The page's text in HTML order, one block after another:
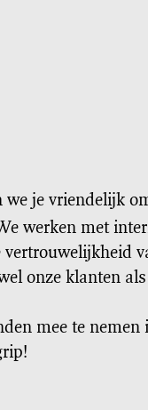
je vriendelijk
werken met
onze klanten
mee te